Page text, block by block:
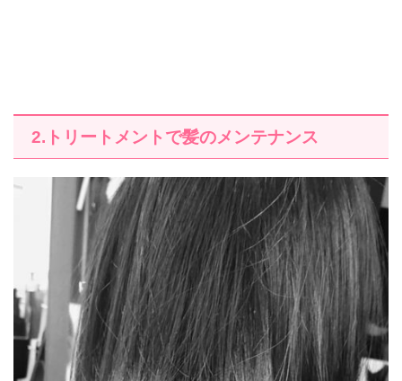
2.トリートメントで髪のメンテナンス